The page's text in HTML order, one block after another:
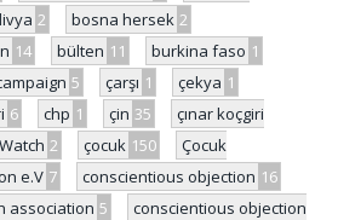
2 bosna hersek 2
14 bülten 11 burkina faso 1
5 çarşı 1 çekya 1
6 chp 1 çin 35
çınar koçgiri
2 çocuk 150
Çocuk
e.V 7 conscientious objection 16
association 5
conscientious objection